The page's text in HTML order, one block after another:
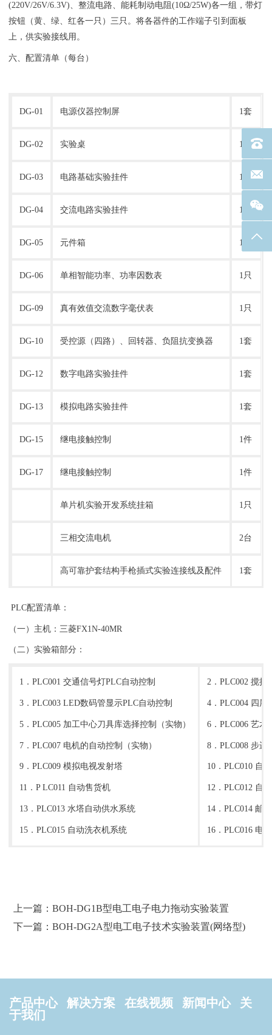
(220V/26V/6.3V)、整流电路、能耗制动电阻(10Ω/25W)各一组，带灯
按钮（黄、绿、红各一只）三只。将各器件的工作端子引到面板
上，供实验接线用。
六、配置清单（每台）
DG-01 电源仪器控制屏 1套
DG-02 实验桌 1张
DG-03 电路基础实验挂件 1套
DG-04 交流电路实验挂件 1套
DG-05 元件箱 1套
DG-06 单相智能功率、功率因数表 1只
DG-09 真有效值交流数字毫伏表 1只
DG-10 受控源（四路）、回转器、负阻抗变换器 1套
DG-12 数字电路实验挂件 1套
DG-13 模拟电路实验挂件 1套
DG-15 继电接触控制 1件
DG-17 继电接触控制 1件
单片机实验开发系统挂箱 1只
三相交流电机 2台
高可靠护套结构手枪插式实验连接线及配件 1套
PLC配置清单：
（一）主机：三菱FX1N-40MR
（二）实验箱部分：
1．PLC001 交通信号灯PLC自动控制
3．PLC003 LED数码管显示PLC自动控制
5．PLC005 加工中心刀具库选择控制（实物）
7．PLC007 电机的自动控制（实物）
9．PLC009 模拟电视发射塔
11．P LC011 自动售货机
13．PLC013 水塔自动供水系统
15．PLC015 自动洗衣机系统
2．PLC002 搅拌
4．PLC004 四
6．PLC006 艺术
8．PLC008 步进
10．PLC010 自
12．PLC012 自
14．PLC014 邮
16．PLC016 电
上一篇：BOH-DG1B型电工电子电力拖动实验装置
下一篇：BOH-DG2A型电工电子技术实验装置(网络型)
产品中心 解决方案 在线视频 新闻中心
关
于我们
电话
联系
返回